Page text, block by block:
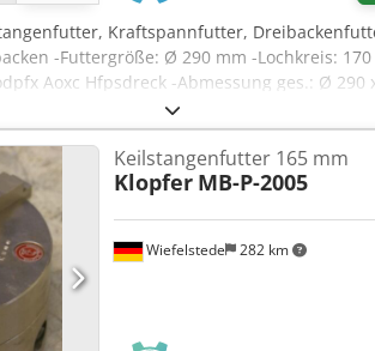
Kraftspannfutter,
-Futtergröße: Ø 290 mm -Lochkreis: 170
Aoxc Hfpsdreck -Abmessung ges.: Ø 290
Wiefelstede 282 km
Keilstangenfutter 165 mm
Klopfer MB-P-2005